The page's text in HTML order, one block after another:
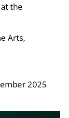
the
Arts,
2025